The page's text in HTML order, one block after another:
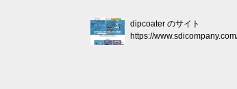
dipcoater のサイト
https://